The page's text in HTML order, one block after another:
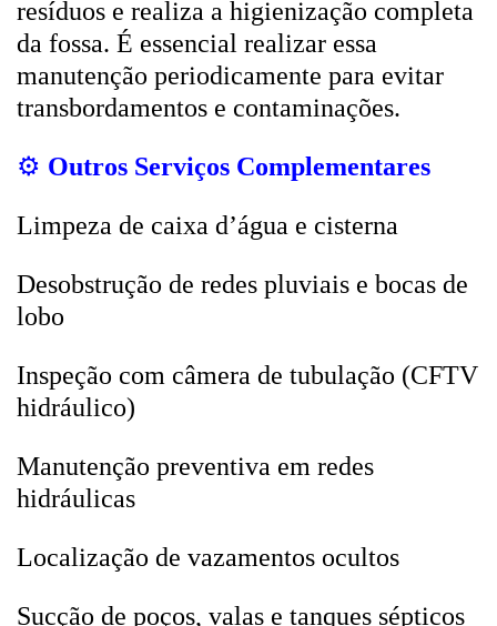
resíduos e realiza a higienização completa
da fossa. É essencial realizar essa
manutenção periodicamente para evitar
transbordamentos e contaminações.
⚙️ Outros Serviços Complementares
Limpeza de caixa d’água e cisterna
Desobstrução de redes pluviais e bocas de
lobo
Inspeção com câmera de tubulação (CFTV
hidráulico)
Manutenção preventiva em redes
hidráulicas
Localização de vazamentos ocultos
Sucção de poços, valas e tanques sépticos